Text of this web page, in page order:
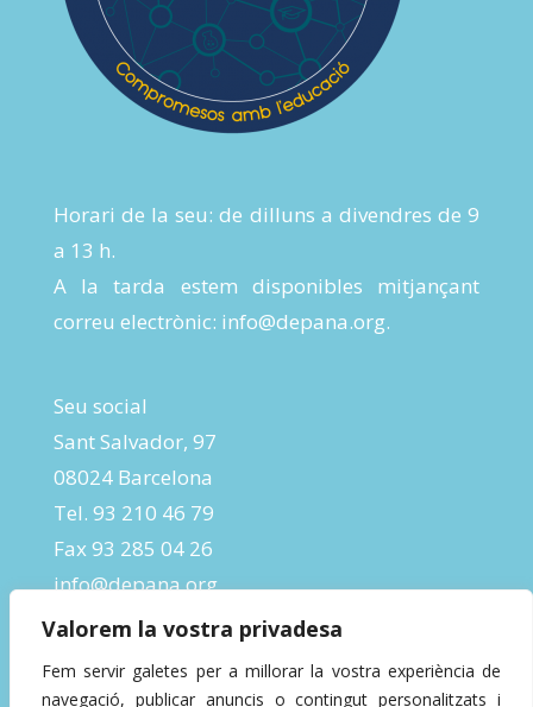
Valorem la vostra privadesa
Fem servir galetes per a millorar la vostra experiència de
navegació, publicar anuncis o contingut personalitzats i
Horari de la seu: de dilluns a divendres de 9
a 13 h.
A la tarda estem disponibles mitjançant
correu electrònic: info@depana.org.
Seu social
Sant Salvador, 97
08024 Barcelona
Tel. 93 210 46 79
Fax 93 285 04 26
info@depana.org